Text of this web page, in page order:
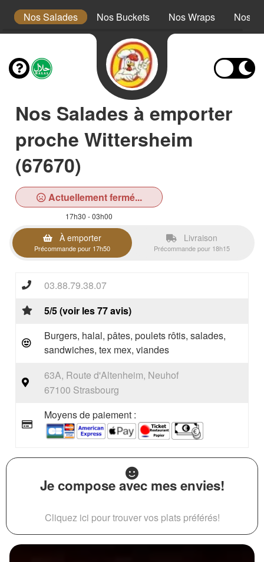
Nos Salades Nos Buckets Nos Wraps Nos
Nos Salades à emporter
proche Wittersheim
(67670)
Actuellement fermé...
17h30 - 03h00
À emporter
Précommande pour 17h50
Livraison
Précommande pour 18h15
03.88.79.38.07
5/5 (voir les 77 avis)
Burgers, halal, pâtes, poulets rôtis, salades,
sandwiches, tex mex, viandes
63A, Route d'Altenheim, Neuhof
67100 Strasbourg
Moyens de paiement :
Je compose avec mes envies!
Cliquez ici pour trouver vos plats préférés!